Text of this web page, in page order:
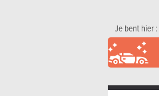
Je bent hier :